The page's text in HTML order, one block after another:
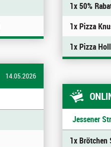
14.05.2026
1x 50%
1x Pizza
1x Pizza
Jessener
1x Brötchen